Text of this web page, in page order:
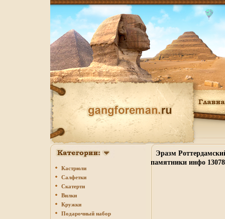
Кастрюли
Салфетки
Скатерти
Вилки
Кружки
Подарочный набор
Эразм
памятники инфо